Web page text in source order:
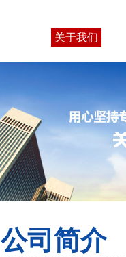
关于我们
公司简介